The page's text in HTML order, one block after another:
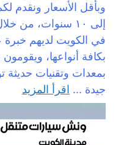
وبأقل الأسعار ونقدم
إلى ١٠ سنوات،
في الكويت لديهم
بكافة أنواعها،
بمعدات وتقنيات حديثة
جيدة ... اقرأ المزيد